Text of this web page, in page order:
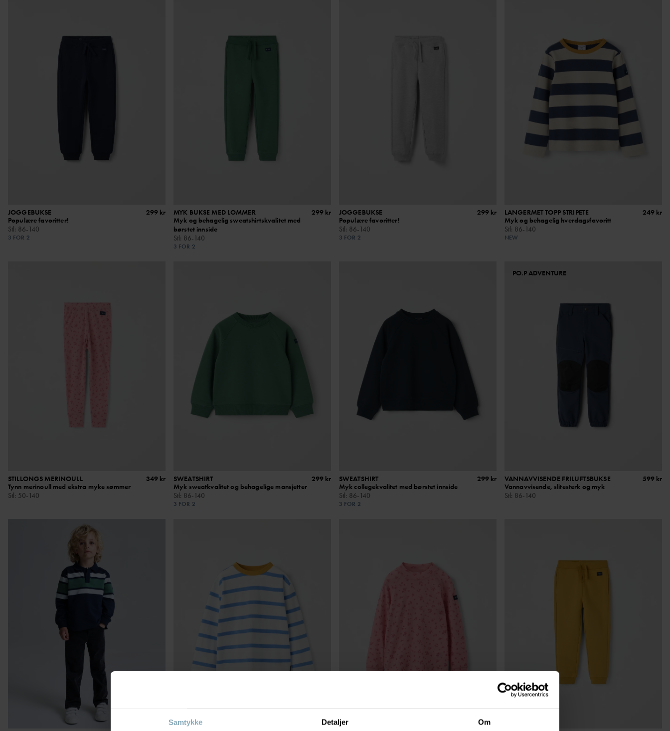
Samtykke Detaljer Om
JOGGEBUKSE
Populære favoritter!
Stl: 86-140
3 FOR 2
299 kr
MYK BUKSE MED LOMMER
Myk og behagelig sweatshirtskvalitet med
børstet innside
Stl: 86-140
3 FOR 2
299 kr
JOGGEBUKSE
Populære favoritter!
Stl: 86-140
3 FOR 2
299 kr
LANGERMET TOPP STRIPETE
Myk og behagelig hverdagsfavoritt
Stl: 86-140
NEW
249 kr
STILLONGS MERINOULL
Tynn merinoull med ekstra myke sømmer
Stl: 50-140
349 kr
SWEATSHIRT
Myk sweatkvalitet og behagelige mansjetter
Stl: 86-140
3 FOR 2
299 kr
SWEATSHIRT
Myk collegekvalitet med børstet innside
Stl: 86-140
3 FOR 2
299 kr
PO.P ADVENTURE
VANNAVVISENDE FRILUFTSBUKSE
Vannavvisende, slitesterk og myk
Stl: 86-140
599 kr